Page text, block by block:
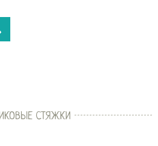
СТЯЖКИ